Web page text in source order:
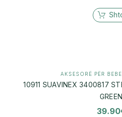
AKSESORË PËR BEBE
10911 SUAVINEX 3400817
GREEN
39.90